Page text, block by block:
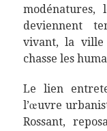
modénatures,
deviennent
vivant, la
chasse les
Le lien
l’œuvre
Rossant,